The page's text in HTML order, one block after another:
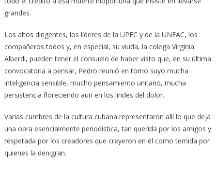
grandes.
Los altos dirigentes, los líderes de la UPEC y de la UNEAC, los
compañeros todos y, en especial, su viuda, la colega Virginia
Alberdi, pueden tener el consuelo de haber visto que, en su última
convocatoria a pensar, Pedro reunió en torno suyo mucha
inteligencia sensible, mucho pensamiento unitario, mucha
persistencia floreciendo aun en los lindes del dolor.
Varias cumbres de la cultura cubana representaron allí lo que deja
una obra esencialmente periodística, tan querida por los amigos y
respetada por los creadores que creyeron en él como temida por
quienes la denigran.